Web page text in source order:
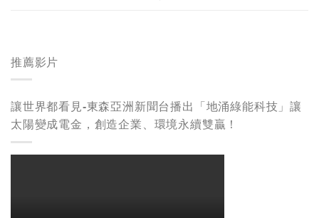
推薦影片
讓世界都看見-東森亞洲新聞台播出「地涌綠能科技」讓
太陽變成電金，創造企業、環境永續雙贏！